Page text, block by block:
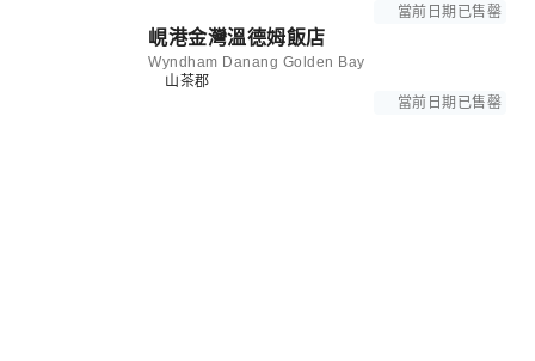
當前日期已售罄
峴港金灣溫德​​姆飯店
Wyndham Danang Golden Bay
山茶郡
當前日期已售罄